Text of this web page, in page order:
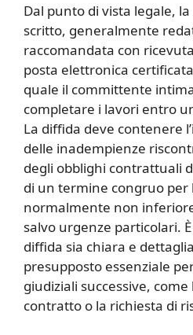
Dal punto di vista legale,
scritto, generalmente
raccomandata con
posta elettronica
quale il committente
completare i lavori entro
La diffida deve contenere
delle inadempienze
degli obblighi contrattuali
di un termine congruo per
normalmente non
salvo urgenze particolari.
diffida sia chiara e
presupposto essenziale
giudiziali successive,
contratto o la richiesta di